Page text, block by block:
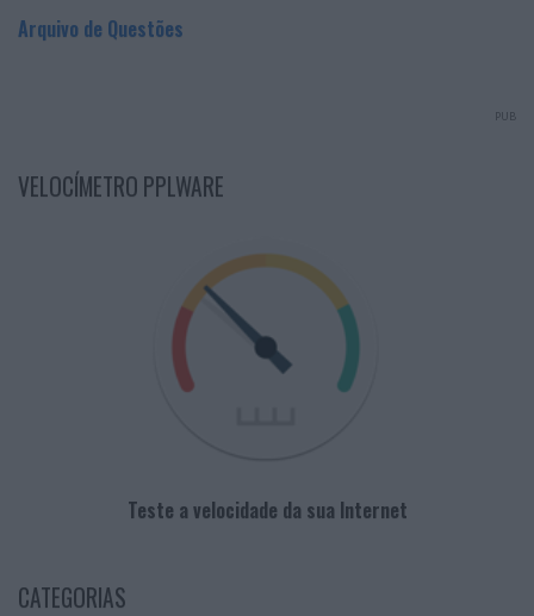
Arquivo de Questões
PUB
VELOCÍMETRO PPLWARE
Teste a velocidade da sua Internet
CATEGORIAS